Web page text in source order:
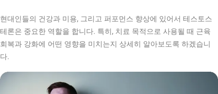
현대인들의 건강과 미용, 그리고 퍼포먼스 향상에 있어서 테스토스
테론은 중요한 역할을 합니다. 특히, 치료 목적으로 사용될 때 근육
회복과 강화에 어떤 영향을 미치는지 상세히 알아보도록 하겠습니
다.